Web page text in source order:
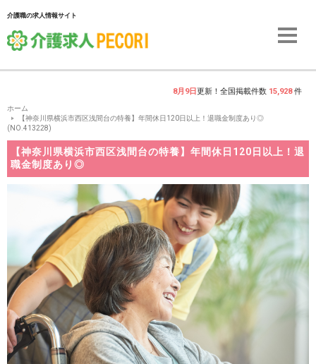
介護職の求人情報サイト
8月9日更新！全国掲載件数 15,928件
ホーム
【神奈川県横浜市西区浅間台の特養】年間休日120日以上！退職金制度あり◎
(NO.413228)
【神奈川県横浜市西区浅間台の特養】年間休日120日以上！退
職金制度あり◎